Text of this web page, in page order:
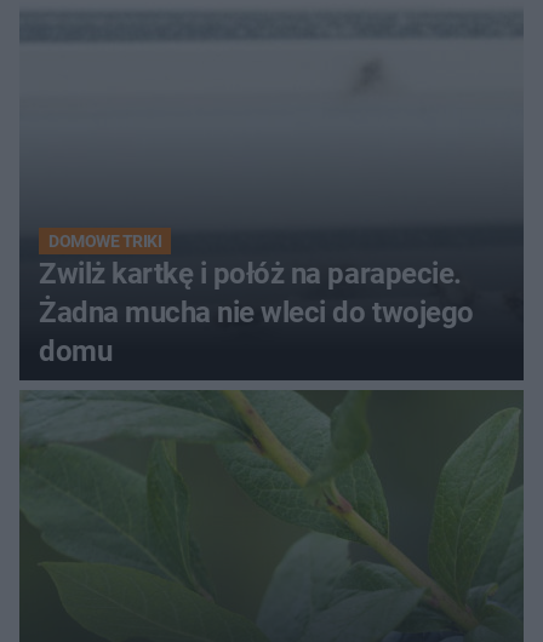
DOMOWE TRIKI
Zwilż kartkę i połóż na parapecie.
Żadna mucha nie wleci do twojego
domu